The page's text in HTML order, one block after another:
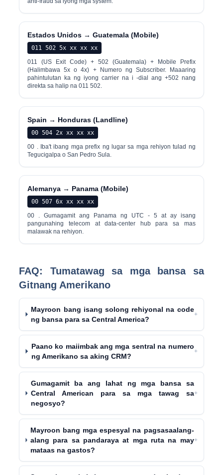
Estados Unidos → Guatemala (Mobile)
011 502 5x xx xx xx
011 (US Exit Code) + 502 (Guatemala) + Mobile Prefix
(Halimbawa 5x o 4x) + Numero ng Subscriber. Maaaring
pahintulutan ka ng iyong carrier na i -dial ang +502 nang
direkta sa halip na 011 502.
Spain → Honduras (Landline)
00 504 2x xx xx xx
00 . Iba't ibang mga prefix ng lugar sa mga rehiyon tulad ng
Tegucigalpa o San Pedro Sula.
Alemanya → Panama (Mobile)
00 507 6x xx xx xx
00 . Gumagamit ang Panama ng UTC - 5 at ay isang
pangunahing telecom at data-center hub para sa mas
malawak na rehiyon.
FAQ: Tumatawag sa mga bansa sa
Gitnang Amerikano
Mayroon bang isang solong rehiyonal na code
ng bansa para sa Central America?
+
Paano ko maiimbak ang mga sentral na numero
ng Amerikano sa aking CRM?
+
Gumagamit ba ang lahat ng mga bansa sa
Central American para sa mga tawag sa
negosyo?
+
Mayroon bang mga espesyal na pagsasaalang-
alang para sa pandaraya at mga ruta na may
mataas na gastos?
+